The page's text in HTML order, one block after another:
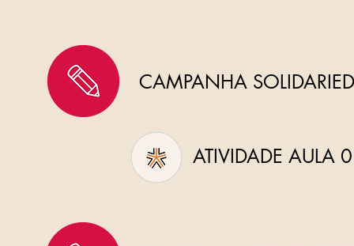
ATIVIDADE AULA
CAMPANHA